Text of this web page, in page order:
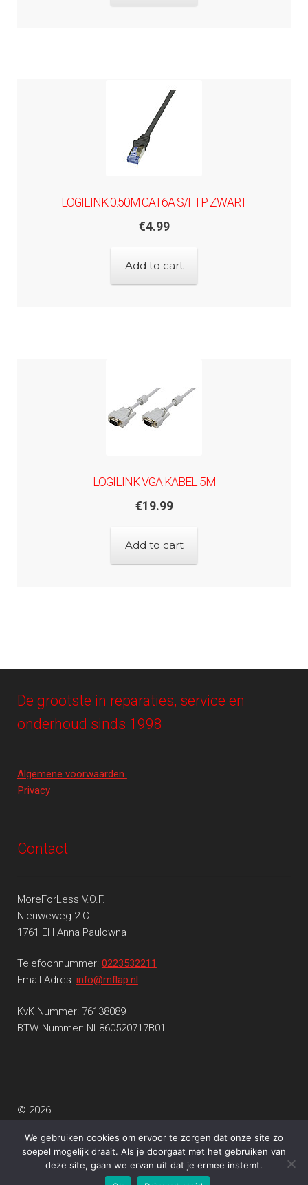
LOGILINK 0.50M CAT6A S/FTP ZWART
€4.99
Add to cart
LOGILINK VGA KABEL 5M
€19.99
Add to cart
De grootste in reparaties, service en
onderhoud sinds 1998
Algemene voorwaarden
Privacy
Contact
MoreForLess V.O.F.
Nieuweweg 2 C
1761 EH Anna Paulowna
Telefoonnummer: 0223532211
Email Adres: info@mflap.nl
KvK Nummer: 76138089
BTW Nummer: NL860520717B01
© 2026
We gebruiken cookies om ervoor te zorgen dat onze site zo
soepel mogelijk draait. Als je doorgaat met het gebruiken van
deze site, gaan we ervan uit dat je ermee instemt.